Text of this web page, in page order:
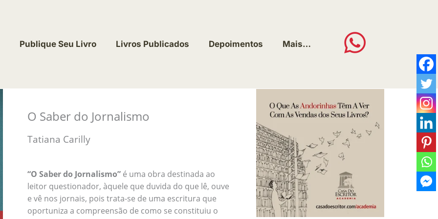
Publique Seu Livro Livros Publicados Depoimentos Mais…
O Saber do Jornalismo
Tatiana Carilly
“O Saber do Jornalismo”é uma obra destinada ao
leitor questionador, àquele que duvida do que lê, ouve
e vê nos jornais, pois trata-se de uma escritura que
oportuniza a compreensão de como se constituiu o